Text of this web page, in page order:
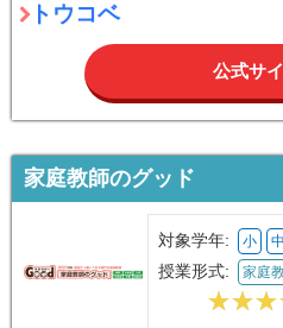
トウコベ
公式サ
家庭教師のグッド
対象学年: 小 中
授業形式: 家庭